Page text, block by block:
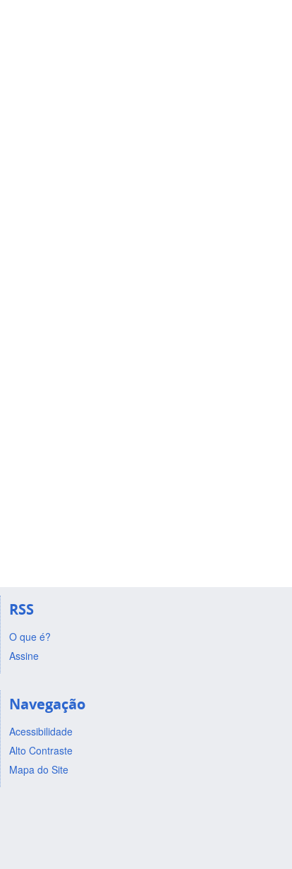
RSS
O que é?
Assine
Navegação
Acessibilidade
Alto Contraste
Mapa do Site